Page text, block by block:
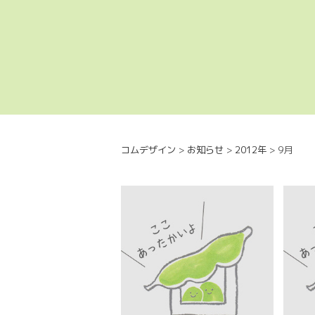
コムデザイン > お知らせ > 2012年 > 9月